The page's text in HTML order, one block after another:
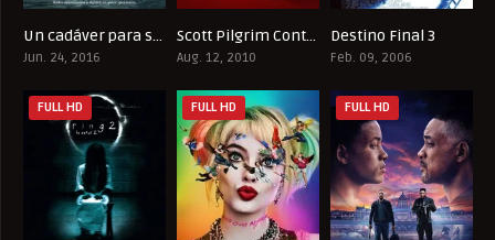
6.9Un cadáver para sobrevivir
Jun. 24, 2016
7.5Scott Pilgrim Contra El Mundo
Aug. 12, 2010
Destino Final 3
Feb. 09, 2006
FULL HD FULL HD FULL HD